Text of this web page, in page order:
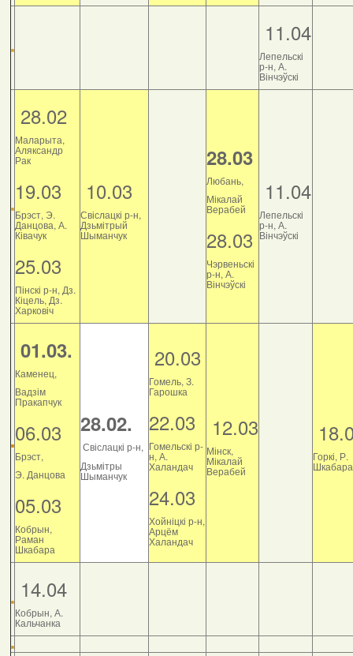
11.04
Лепельскі
р-н, А.
Вінчэўскі
28.02
Маларыта,
Аляксандр
Рак
19.03
Брэст, Э.
Данцова, А.
Ківачук
25.03
Пінскі р-н, Дз.
Кіцель, Дз.
Харковіч
10.03
Свіслацкі р-н,
Дзьмітрый
Шыманчук
28.03
Любань,
Мікалай
Верабей
28.03
Чэрвеньскі
р-н, А.
Вінчэўскі
11.04
Лепельскі
р-н, А.
Вінчэўскі
01.03.
Каменец,
Вадзім
Пракапчук
06.03
Брэст,
Э. Данцова
05.03
Кобрын,
Раман
Шкабара
28.02.
Свіслацкі р-н,
Дзьмітры
Шыманчук
20.03
Гомель, З.
Гарошка
22.03
Гомельскі р-
н, А.
Халандач
24.03
Хойніцкі р-н,
Арцём
Халандач
12.03
Мінск,
Мікалай
Верабей
Горкі, Р.
Шкабара
14.04
Кобрын, А.
Кальчанка